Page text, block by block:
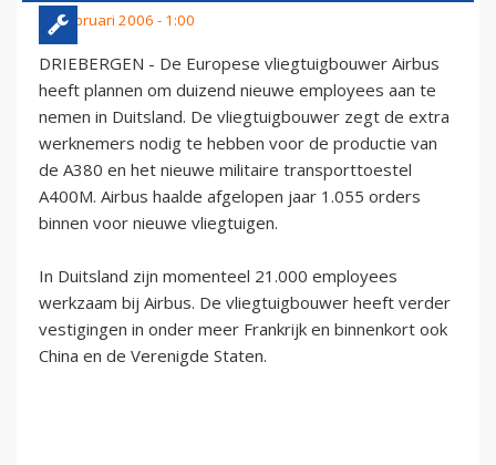
11 februari 2006 - 1:00
DRIEBERGEN - De Europese vliegtuigbouwer Airbus
heeft plannen om duizend nieuwe employees aan te
nemen in Duitsland. De vliegtuigbouwer zegt de extra
werknemers nodig te hebben voor de productie van
de A380 en het nieuwe militaire transporttoestel
A400M. Airbus haalde afgelopen jaar 1.055 orders
binnen voor nieuwe vliegtuigen.
In Duitsland zijn momenteel 21.000 employees
werkzaam bij Airbus. De vliegtuigbouwer heeft verder
vestigingen in onder meer Frankrijk en binnenkort ook
China en de Verenigde Staten.